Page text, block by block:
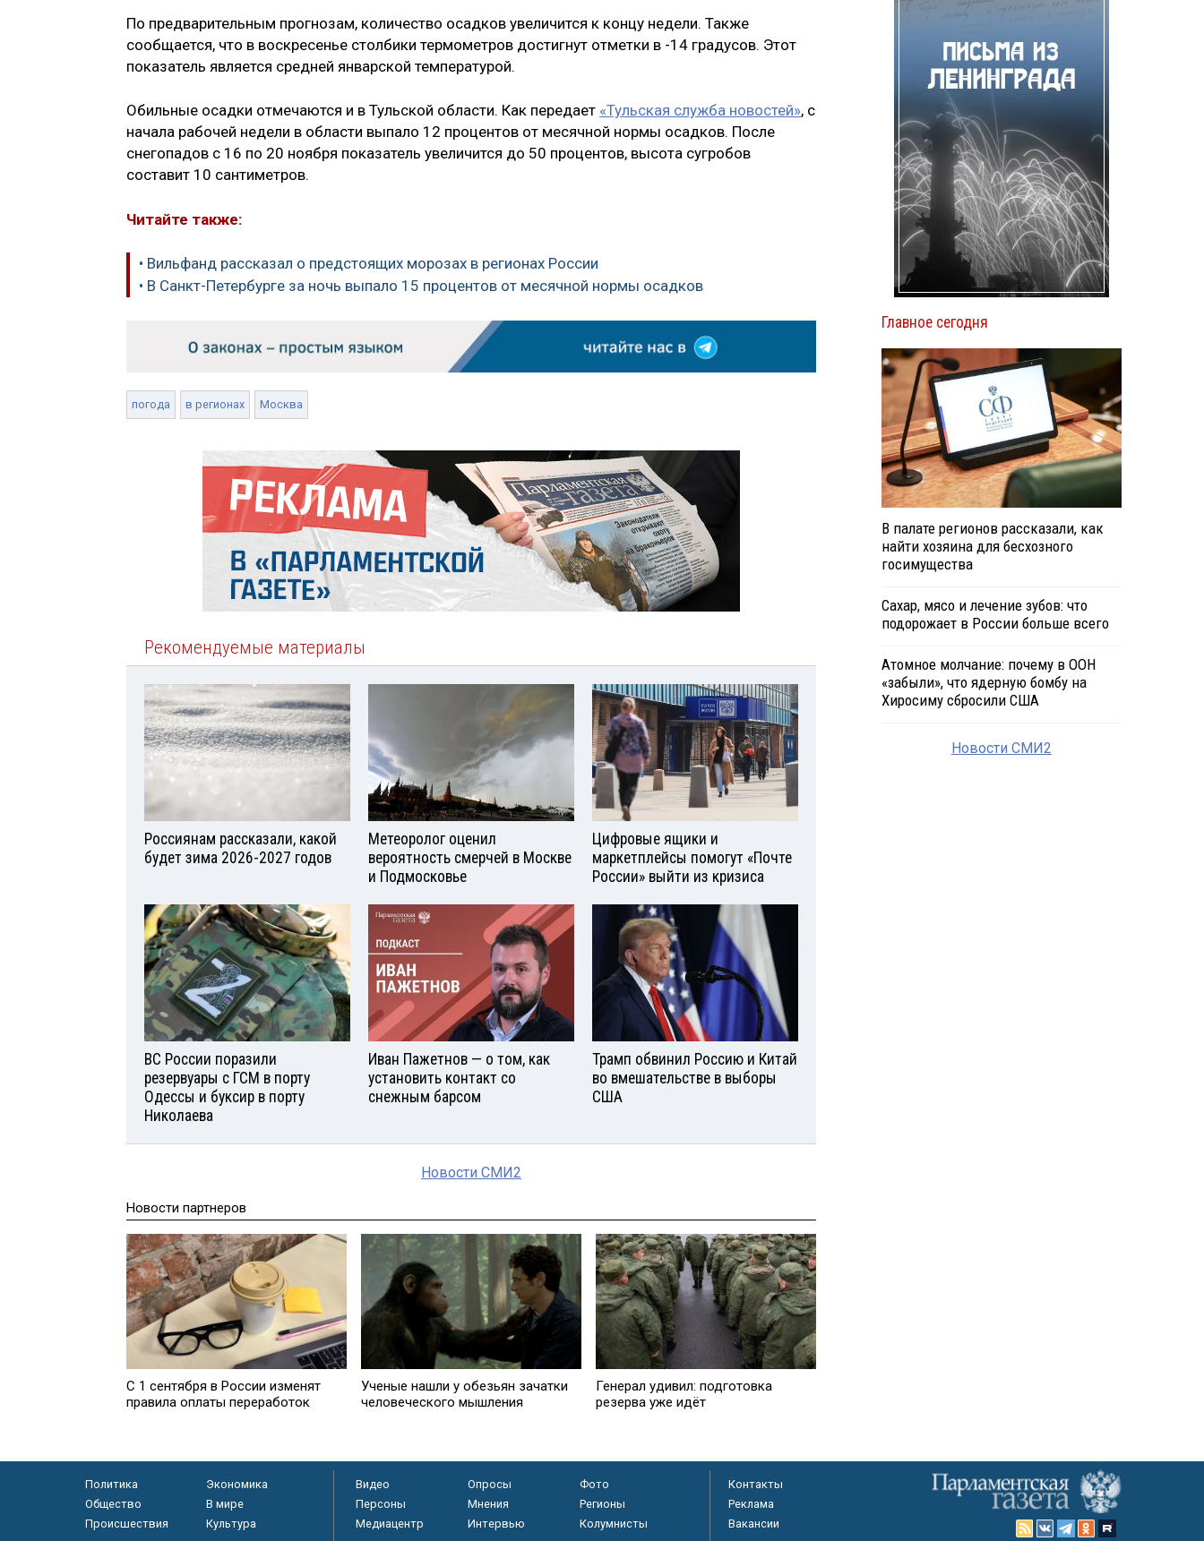
По предварительным прогнозам, количество осадков увеличится к концу недели. Также
сообщается, что в воскресенье столбики термометров достигнут отметки в -14 градусов. Этот
показатель является средней январской температурой.
Обильные осадки отмечаются и в Тульской области. Как передает «Тульская служба новостей», с
начала рабочей недели в области выпало 12 процентов от месячной нормы осадков. После
снегопадов с 16 по 20 ноября показатель увеличится до 50 процентов, высота сугробов
составит 10 сантиметров.
Читайте также:
• Вильфанд рассказал о предстоящих морозах в регионах России
• В Санкт-Петербурге за ночь выпало 15 процентов от месячной нормы осадков
погода в регионах Москва
Рекомендуемые материалы
Россиянам рассказали, какой
будет зима 2026-2027 годов
Метеоролог оценил
вероятность смерчей в Москве
и Подмосковье
Цифровые ящики и
маркетплейсы помогут «Почте
России» выйти из кризиса
ВС России поразили
резервуары с ГСМ в порту
Одессы и буксир в порту
Николаева
Иван Пажетнов — о том, как
установить контакт со
снежным барсом
Трамп обвинил Россию и Китай
во вмешательстве в выборы
США
Новости СМИ2
Новости партнеров
С 1 сентября в России изменят
правила оплаты переработок
Ученые нашли у обезьян зачатки
человеческого мышления
Генерал удивил: подготовка
резерва уже идёт
Главное сегодня
В палате регионов рассказали, как
найти хозяина для бесхозного
госимущества
Сахар, мясо и лечение зубов: что
подорожает в России больше всего
Атомное молчание: почему в ООН
«забыли», что ядерную бомбу на
Хиросиму сбросили США
Новости СМИ2
Политика
Экономика
Общество
В мире
Происшествия
Культура
Видео Опросы
Фото
Персоны
Мнения
Регионы
Медиацентр
Интервью Колумнисты
Контакты
Реклама
Вакансии